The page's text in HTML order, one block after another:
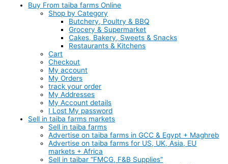
Buy From taiba farms Online
Shop by Category
Butchery, Poultry & BBQ
Grocery & Supermarket
Cakes, Bakery, Sweets & Snacks
Restaurants & Kitchens
Cart
Checkout
My account
My Orders
track your order
My Addresses
My Account details
I Lost My password
Sell in taiba farms markets
Sell in taiba farms
Advertise on taiba farms in GCC & Egypt + Maghreb
Advertise on taiba farms for US, UK, Asia, EU
markets + Africa
Sell in taibar “FMCG, F&B Supplies”